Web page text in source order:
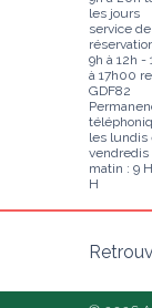
les jours
service de
9h à 12h -
à 17h00
GDF82
les lundis
vendredis
matin : 9
H